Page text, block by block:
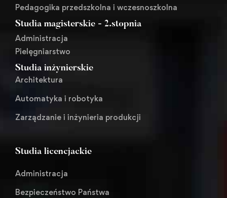
Pedagogika przedszkolna i wczesnoszkolna
Studia magisterskie - 2.stopnia
Administracja
Pielęgniarstwo
Studia inżynierskie
Architektura
Automatyka i robotyka
Zarządzanie i inżynieria produkcji
Studia licencjackie
Administracja
Bezpieczeństwo Państwa